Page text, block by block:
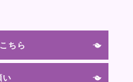
ちら
い